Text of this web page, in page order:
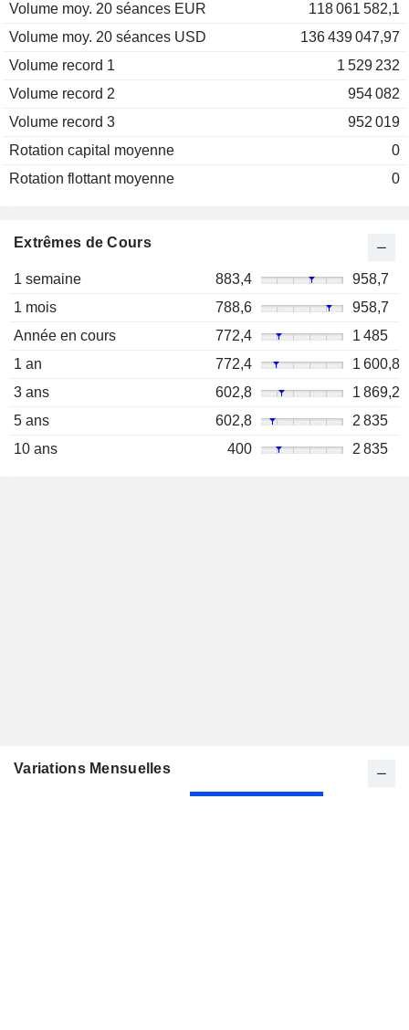
Volume moy. 20 séances EUR
118 061 582,1
Volume moy. 20 séances USD
136 439 047,97
Volume record 1
1 529 232
Volume record 2
954 082
Volume record 3
952 019
Rotation capital moyenne
0
Rotation flottant moyenne
0
Extrêmes de Cours
1 semaine 883,4
958,7
1 mois
788,6
958,7
Année en cours
772,4
1 485
1 an
772,4
1 600,8
3 ans
602,8
1 869,2
5 ans
602,8
2 835
10 ans
400 2 835
Variations Mensuelles